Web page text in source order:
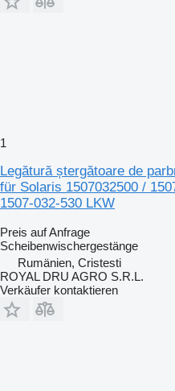
1
Legătură ștergătoare de
für Solaris 1507032500 /
1507-032-530 LKW
Preis auf Anfrage
Scheibenwischergestänge
Rumänien, Cristesti
ROYAL DRU AGRO S.R.L.
Verkäufer kontaktieren